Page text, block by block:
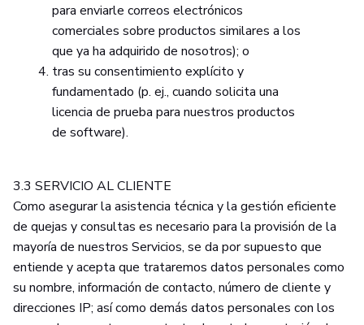
para enviarle correos electrónicos
comerciales sobre productos similares a los
que ya ha adquirido de nosotros); o
tras su consentimiento explícito y
fundamentado (p. ej., cuando solicita una
licencia de prueba para nuestros productos
de software).
3.3 SERVICIO AL CLIENTE
Como asegurar la asistencia técnica y la gestión eficiente
de quejas y consultas es necesario para la provisión de la
mayoría de nuestros Servicios, se da por supuesto que
entiende y acepta que trataremos datos personales como
su nombre, información de contacto, número de cliente y
direcciones IP; así como demás datos personales con los